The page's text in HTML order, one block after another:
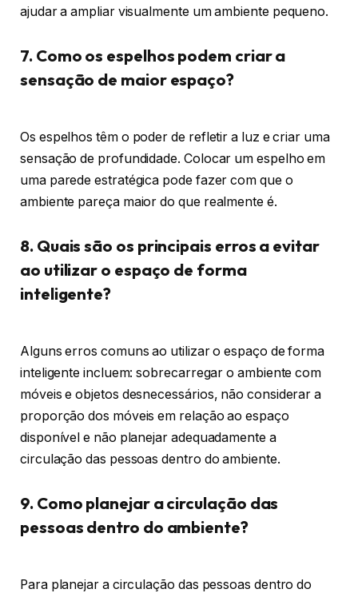
ajudar a ampliar visualmente um ambiente pequeno.
7. Como os espelhos podem criar a
sensação de maior espaço?
Os espelhos têm o poder de refletir a luz e criar uma
sensação de profundidade. Colocar um espelho em
uma parede estratégica pode fazer com que o
ambiente pareça maior do que realmente é.
8. Quais são os principais erros a evitar
ao utilizar o espaço de forma
inteligente?
Alguns erros comuns ao utilizar o espaço de forma
inteligente incluem: sobrecarregar o ambiente com
móveis e objetos desnecessários, não considerar a
proporção dos móveis em relação ao espaço
disponível e não planejar adequadamente a
circulação das pessoas dentro do ambiente.
9. Como planejar a circulação das
pessoas dentro do ambiente?
Para planejar a circulação das pessoas dentro do